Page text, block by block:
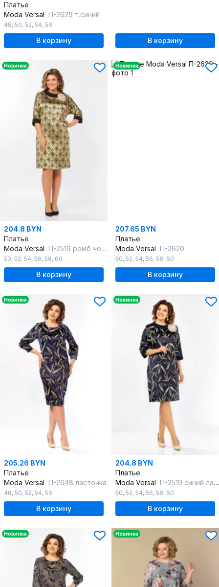
Платье
Moda Versal П-2629 т.синий
48, 50, 52, 54, 56
В корзину В корзину
Новинка
204.8 BYN
Платье
Moda Versal П-2519 ромб черн+золото
50, 52, 54, 56, 58, 60
В корзину
Новинка
207.65 BYN
Платье
Moda Versal П-2620
50, 52, 54, 56, 58, 60
В корзину
Новинка
205.26 BYN
Платье
Moda Versal П-2648 ласточка
48, 50, 52, 54, 56
В корзину
Новинка
204.8 BYN
Платье
Moda Versal П-2519 синий ласточка
50, 52, 54, 56, 58, 60
В корзину
Новинка Новинка